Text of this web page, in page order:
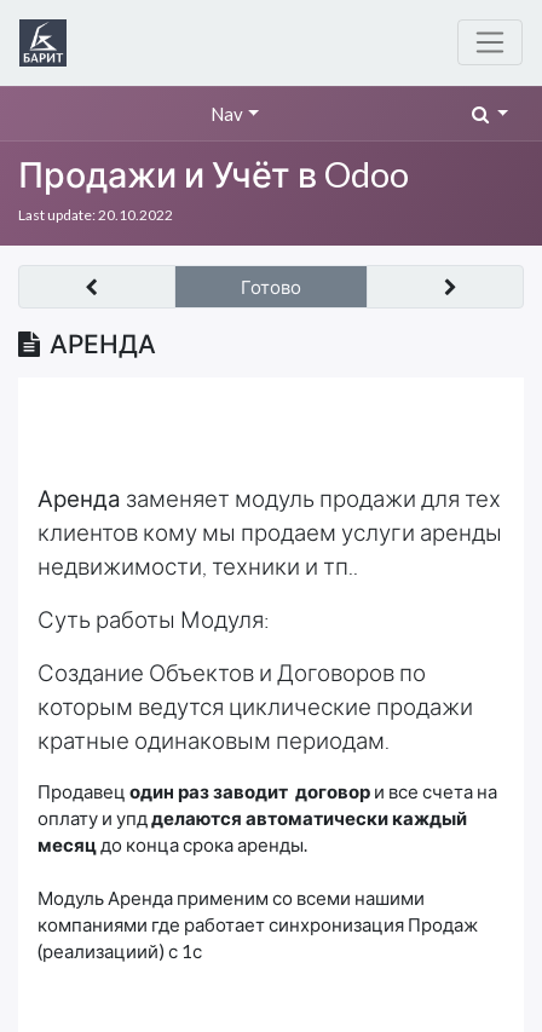
Nav
Продажи и Учёт в Odoo
Last update:20.10.2022
АРЕНДА
Готово
Аренда заменяет модуль продажи для тех
клиентов кому мы продаем услуги аренды
недвижимости, техники и тп..
Суть работы Модуля:
Создание Объектов и Договоров по
которым ведутся циклические продажи
кратные одинаковым периодам.
Продавец один раз заводит договор и все счета на
оплату и упд делаются автоматически каждый
месяц до конца срока аренды.
Модуль Аренда применим со всеми нашими
компаниями где работает синхронизация Продаж
(реализациий) с 1с